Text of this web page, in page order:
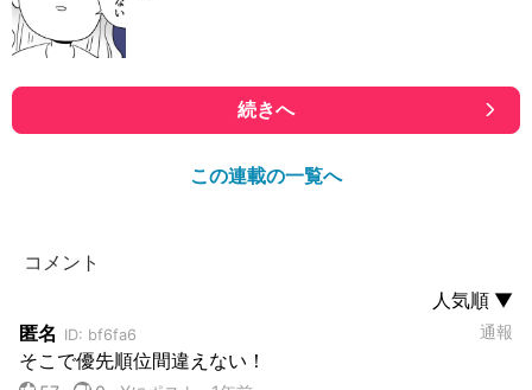
続きへ
この連載の一覧へ